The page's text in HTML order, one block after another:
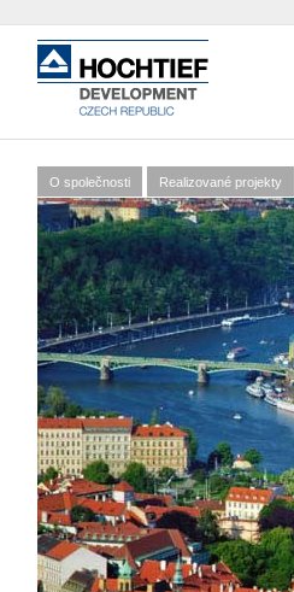
O společnosti Realizované projekty